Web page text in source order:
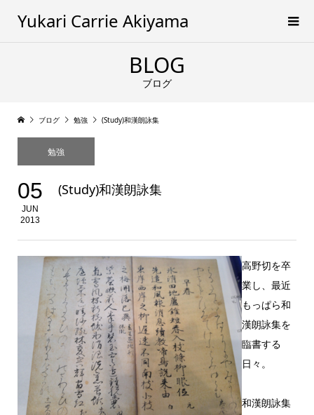
Yukari Carrie Akiyama
BLOG
ブログ
ブログ 勉強 (Study)和漢朗詠集
勉強
05
JUN
2013
(Study)和漢朗詠集
高野切を卒
業し、最近
もっぱら和
漢朗詠集を
臨書する
日々。
和漢朗詠集